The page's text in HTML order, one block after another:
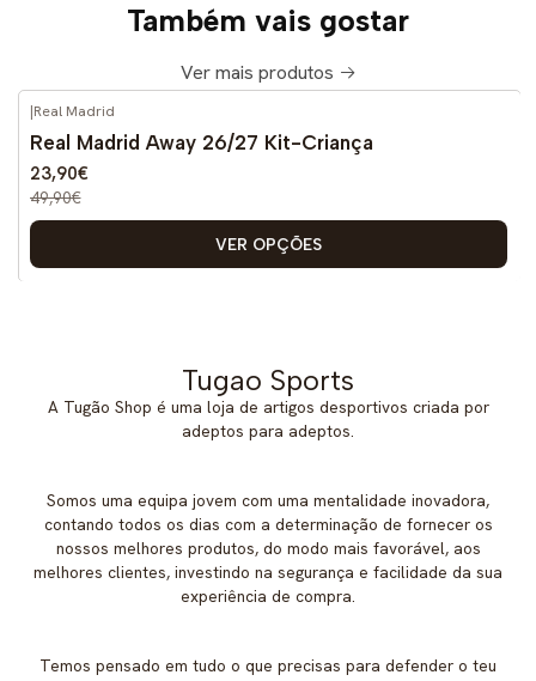
Também vais gostar
Ver mais produtos
-52%
DESCONTO
|Real Madrid
Real Madrid Away 26/27 Kit-Criança
23,90€
49,90€
VER OPÇÕES
Tugao Sports
A Tugão Shop é uma loja de artigos desportivos criada por
adeptos para adeptos.
Somos uma equipa jovem com uma mentalidade inovadora,
contando todos os dias com a determinação de fornecer os
nossos melhores produtos, do modo mais favorável, aos
melhores clientes, investindo na segurança e facilidade da sua
experiência de compra.
Temos pensado em tudo o que precisas para defender o teu